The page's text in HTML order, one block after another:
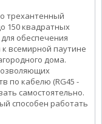
трехантенный
150 квадратных
обеспечения
всемирной паутине
дома.
по кабелю (RG45 -
самостоятельно.
способен работать